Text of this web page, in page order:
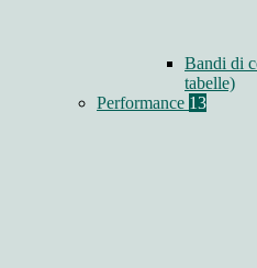
Bandi di
tabelle)
Performance 13